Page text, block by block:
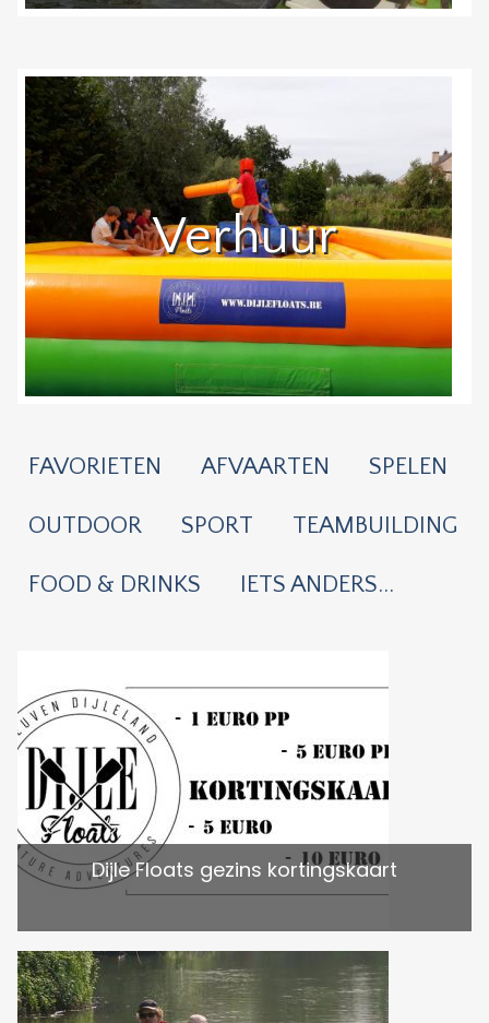
Verhuur
FAVORIETEN AFVAARTEN SPELEN
OUTDOOR SPORT TEAMBUILDING
FOOD & DRINKS IETS ANDERS...
Dijle Floats gezins kortingskaart